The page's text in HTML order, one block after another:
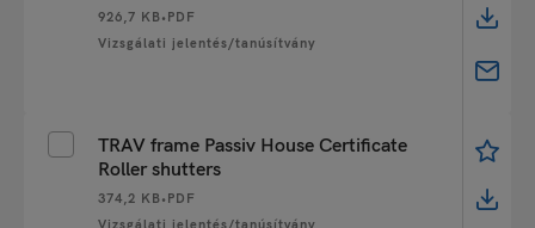
926,7 KB• PDF
Vizsgálati jelentés/tanúsítvány
TRAV frame Passiv House Certificate
Roller shutters
374,2 KB• PDF
Vizsgálati jelentés/tanúsítvány